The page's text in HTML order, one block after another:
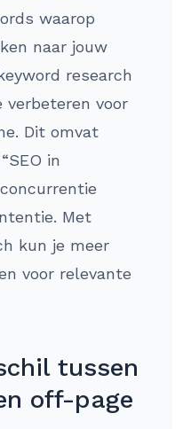
waarop
naar jouw
research
verbeteren voor
Dit omvat
in
Met
kun je meer
voor relevante
tussen
off-page